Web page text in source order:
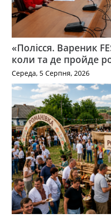
«Полісся. Вареник
коли та де пройде
Середа, 5 Серпня, 2026